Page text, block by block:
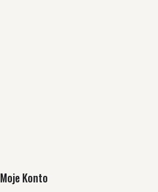
Moje Konto